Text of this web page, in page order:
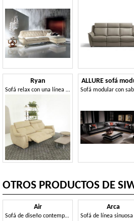
Ryan
Sofá relax con una línea contemporánea
ALLURE sofá
OTROS PRODUCTOS DE
Air
Sofá de diseño contemporáneo
Arca